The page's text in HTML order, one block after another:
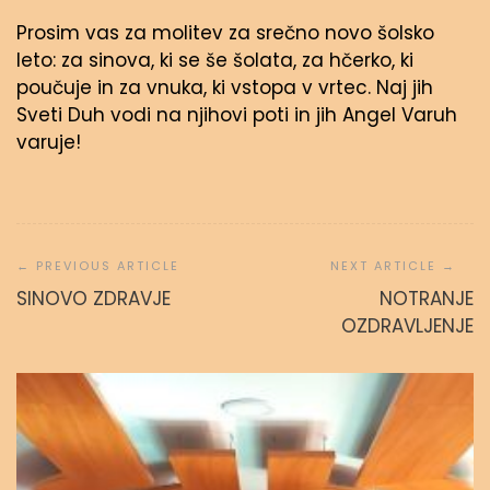
Prosim vas za molitev za srečno novo šolsko
leto: za sinova, ki se še šolata, za hčerko, ki
poučuje in za vnuka, ki vstopa v vrtec. Naj jih
Sveti Duh vodi na njihovi poti in jih Angel Varuh
varuje!
prispevka
SINOVO ZDRAVJE
NOTRANJE
OZDRAVLJENJE